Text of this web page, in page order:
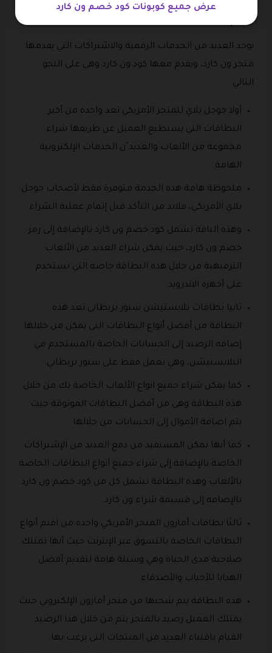
أهم الخدمات متجر ون كارد
يوجد العديد من الخدمات الرقمية والاشتراكات التي يقدمها
متجر ون كارد، ويقدم معها كود ون كارد وهي على النحو
التالي:
أولا جوجل بلاي للمتجر الأمريكي تعد واحدة من أكبر
البطاقات التي يستطيع العميل عن طريقها شراء
مجموعة من الألعاب والعديد َن الخدمات الإلكترونية
الهامة.
ملحوظة هامة هذه الخدمة متوفرة فقط لأصحاب جوجل
بلاي الأمريكي، فلابد من التأكد قبل إتمام عملية الشراء.
وهذه الباقة تشمل كود خصم ون كارد بالإضافة إلى رمز
خصم ون كارد، حيث يمكن شراء العديد من الألعاب
الترفيهية من خلال هذه البطاقة خاصة التي تستخدم
على أجهزة الاندرويد.
ثانيا بطاقات بلايستيشن ستور بريطاني تعد هذه
البطاقة من أفضل أنواع البطاقات التي يمكن من خلالها
إضافة الرصيد إلى الحسابات الخاصة بالمستخدم في
البلايستيشن، وهي تعمل فقط على ستور بريطاني.
كما يمكن شراء جميع انواع الألعاب الخاصة بك من خلال
هذه البطاقة وهي من أفضل البطاقات الموثوقة حيث
يتم اضافة الأموال إلى الحسابات من خلالها.
كما أنها تمكن المستفيد من دفع العديد من الإشتراكات
الخاصة بالإضافة إلى شراء جميع أنواع البطاقات الخاصة
بالألعاب وهذه البطاقة تشمل كل من كود خصم ون كارد
بالإضافة إلى قسيمة شراء ون كارد.
ثالثا بطاقات أمازون المتجر الأمريكي واحدة من اقيم أنواع
البطاقات الخاصة بالتسوق عبر الإنترنت حيث أنها تمتلك
صلاحية مدى الحياة وهي وسيلة هامة لتقديم أفضل
الهدايا للأحباب والأصدقاء.
هذه البطاقة يتم شحنها من متجر أمازون الإلكتروني حيث
يمتلك العميل رصيد بالمتجر يتم من خلال هذا الرصيد
القيام باقتناء العديد من المنتجات التي يرغب بها.
عرض جميع كوبونات كود خصم ون كارد